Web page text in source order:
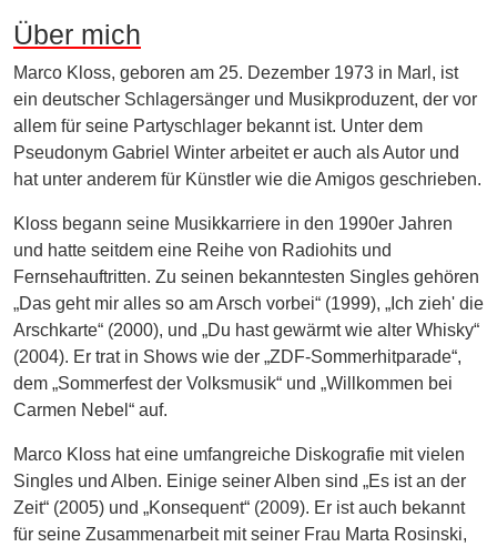
Über mich
Marco Kloss, geboren am 25. Dezember 1973 in Marl, ist
ein deutscher Schlagersänger und Musikproduzent, der vor
allem für seine Partyschlager bekannt ist. Unter dem
Pseudonym Gabriel Winter arbeitet er auch als Autor und
hat unter anderem für Künstler wie die Amigos geschrieben.
Kloss begann seine Musikkarriere in den 1990er Jahren
und hatte seitdem eine Reihe von Radiohits und
Fernsehauftritten. Zu seinen bekanntesten Singles gehören
„Das geht mir alles so am Arsch vorbei“ (1999), „Ich zieh' die
Arschkarte“ (2000), und „Du hast gewärmt wie alter Whisky“
(2004). Er trat in Shows wie der „ZDF-Sommerhitparade“,
dem „Sommerfest der Volksmusik“ und „Willkommen bei
Carmen Nebel“ auf.
Marco Kloss hat eine umfangreiche Diskografie mit vielen
Singles und Alben. Einige seiner Alben sind „Es ist an der
Zeit“ (2005) und „Konsequent“ (2009). Er ist auch bekannt
für seine Zusammenarbeit mit seiner Frau Marta Rosinski,